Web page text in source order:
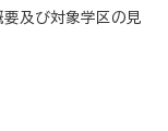
要及び対象学区の見